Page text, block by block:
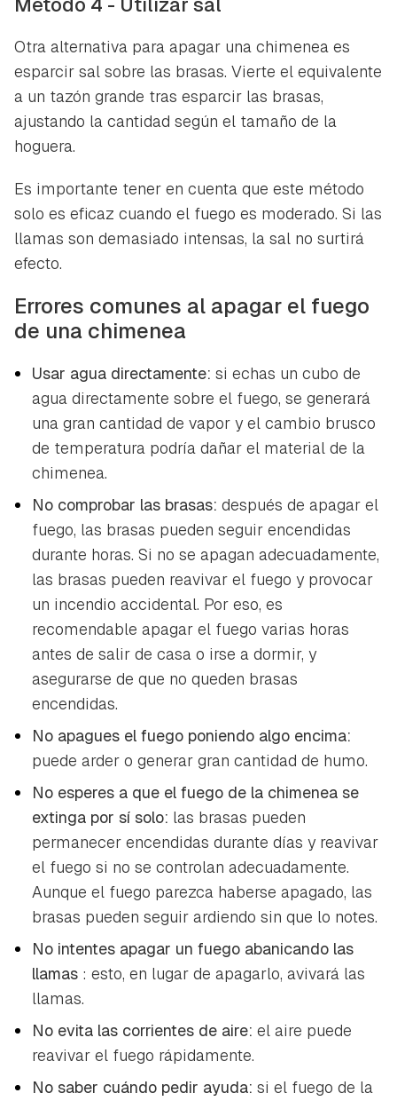
Otra alternativa para apagar una chimenea es
esparcir sal sobre las brasas. Vierte el equivalente
a un tazón grande tras esparcir las brasas,
ajustando la cantidad según el tamaño de la
hoguera.
Es importante tener en cuenta que este método
solo es eficaz cuando el fuego es moderado. Si las
llamas son demasiado intensas, la sal no surtirá
efecto.
Errores comunes al apagar el fuego
de una chimenea
Usar agua directamente: si echas un cubo de
agua directamente sobre el fuego, se generará
una gran cantidad de vapor y el cambio brusco
de temperatura podría dañar el material de la
chimenea.
No comprobar las brasas: después de apagar el
fuego, las brasas pueden seguir encendidas
durante horas. Si no se apagan adecuadamente,
las brasas pueden reavivar el fuego y provocar
un incendio accidental. Por eso, es
recomendable apagar el fuego varias horas
antes de salir de casa o irse a dormir, y
asegurarse de que no queden brasas
encendidas.
No apagues el fuego poniendo algo encima:
puede arder o generar gran cantidad de humo.
No esperes a que el fuego de la chimenea se
extinga por sí solo: las brasas pueden
permanecer encendidas durante días y reavivar
el fuego si no se controlan adecuadamente.
Aunque el fuego parezca haberse apagado, las
brasas pueden seguir ardiendo sin que lo notes.
No intentes apagar un fuego abanicando las
llamas : esto, en lugar de apagarlo, avivará las
llamas.
No evita las corrientes de aire: el aire puede
reavivar el fuego rápidamente.
No saber cuándo pedir ayuda: si el fuego de la